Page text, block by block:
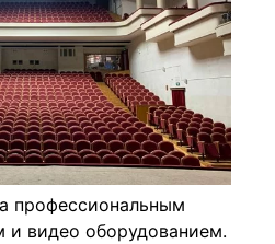
профессиональным
и видео оборудованием.